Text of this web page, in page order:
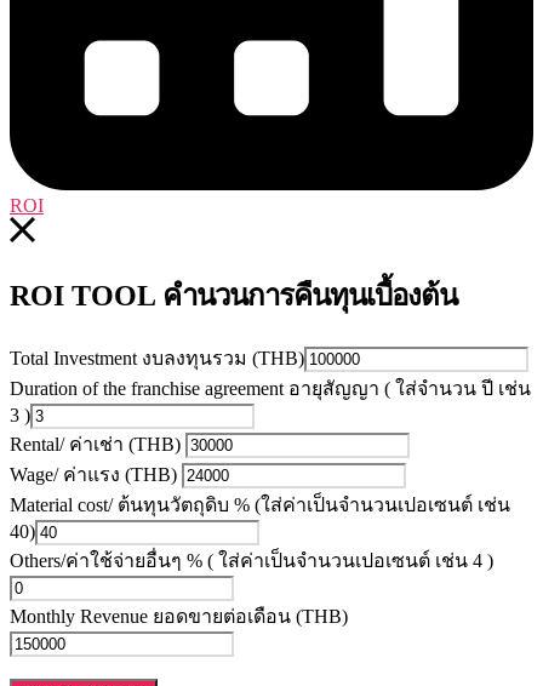
ROI
ROI TOOL คำนวนการคืนทุนเบื้องต้น
Total Investment งบลงทุนรวม (THB)
Duration of the franchise agreement อายุสัญญา ( ใส่จำนวน ปี เช่น
3 )
Rental/ ค่าเช่า (THB)
Wage/ ค่าแรง (THB)
Material cost/ ต้นทุนวัตถุดิบ % (ใส่ค่าเป็นจำนวนเปอเซนต์ เช่น
40)
Others/ค่าใช้จ่ายอื่นๆ % ( ใส่ค่าเป็นจำนวนเปอเซนต์ เช่น 4 )
Monthly Revenue ยอดขายต่อเดือน (THB)